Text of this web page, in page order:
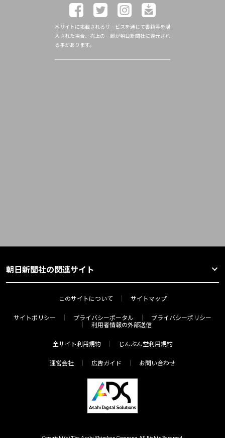
本サイトに掲載されるサービスを通じて書籍等を購
入された場合、売上の一部が朝日新聞社に還元され
る事があります。
朝日新聞社の関連サイト
このサイトについて サイトマップ
サイトポリシー プライバシーポータル
プライバシーポリシー
利用者情報の外部送信
全サイト利用規約 じんぶん堂利用規約
運営会社 広告ガイド お問い合わせ